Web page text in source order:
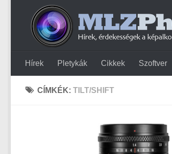
Hírek Pletykák Cikkek Szoftver
CÍMKÉK: TILT/SHIFT